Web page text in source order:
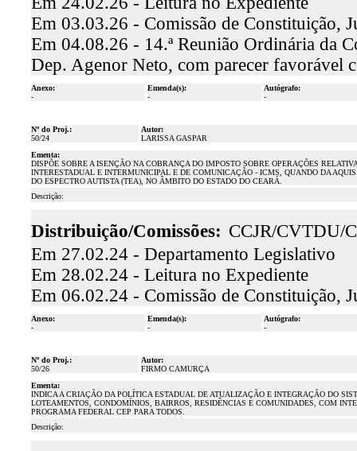
Em 03.03.26 - Comissão de Constituição,
Em 04.08.26 - 14.ª Reunião Ordinária da
Dep. Agenor Neto, com parecer favorável
Anexo:
-
Emenda(s):
-
Autógrafo:
-
Nº do Proj.:
50/24
Autor:
LARISSA GASPAR
Ementa:
DISPÕE SOBRE A ISENÇÃO NA COBRANÇA DO IMPOSTO SOBRE OPERAÇÕES
INTERESTADUAL E INTERMUNICIPAL E DE COMUNICAÇÃO - ICMS, QUANDO DA
DO ESPECTRO AUTISTA (TEA), NO ÂMBITO DO ESTADO DO CEARÁ.
Descrição:
Distribuição/Comissões: CCJR/CVTDU/
Em 27.02.24 - Departamento Legislativo
Em 28.02.24 - Leitura no Expediente
Em 06.02.24 - Comissão de Constituição,
Anexo:
-
Emenda(s):
-
Autógrafo:
-
Nº do Proj.:
50/26
Autor:
FIRMO CAMURÇA
Ementa:
INDICA A CRIAÇÃO DA POLÍTICA ESTADUAL DE ATUALIZAÇÃO E INTEGRAÇÃO DO
LOTEAMENTOS, CONDOMÍNIOS, BAIRROS, RESIDÊNCIAS E COMUNIDADES, COM
PROGRAMA FEDERAL CEP PARA TODOS.
Descrição: